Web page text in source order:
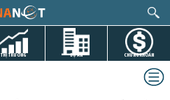
THỊ TRƯỜNG DỰ ÁN CHỨNG KHOÁN